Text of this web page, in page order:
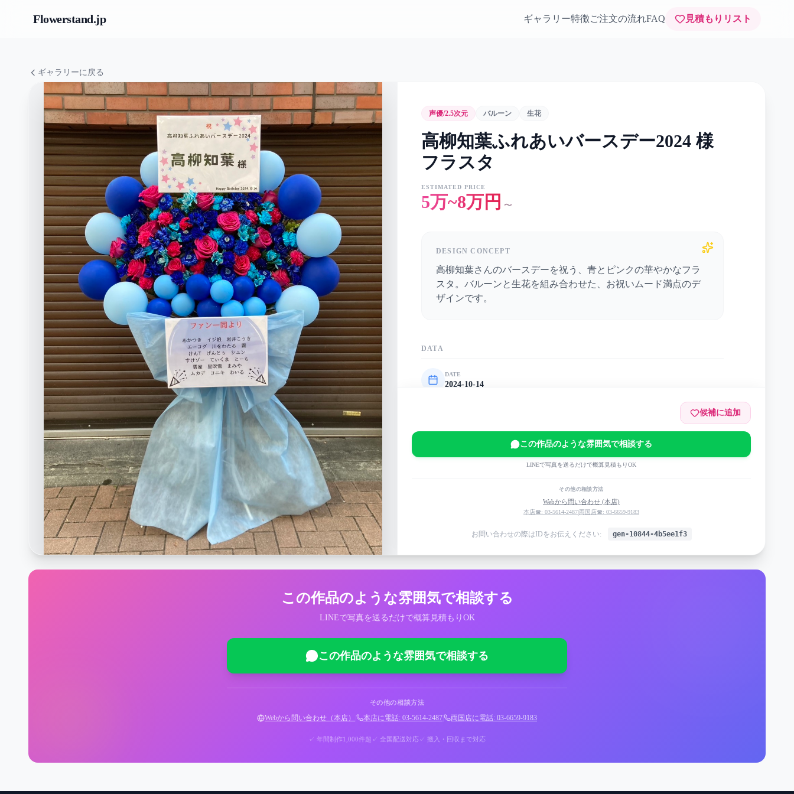
Flowerstand.jp ギャラリー特徴ご注文の流れFAQ 見積もりリスト
ギャラリーに戻る
声優/2.5次元 バルーン 生花
高柳知葉ふれあいバースデー2024 様
フラスタ
ESTIMATED PRICE
5万~8万円 〜
DESIGN CONCEPT
高柳知葉さんのバースデーを祝う、青とピンクの華やかなフラ
スタ。バルーンと生花を組み合わせた、お祝いムード満点のデ
ザインです。
DATA
DATE
2024-10-14
高柳知葉ふれあいバースデー2024
候補に追加
この作品のような雰囲気で相談する
LINEで写真を送るだけで概算見積もりOK
その他の相談方法
Webから問い合わせ (本店)
本店☎: 03-5614-2487|両国店☎: 03-6659-9183
お問い合わせの際はIDをお伝えください: gen-10844-4b5ee1f3
この作品のような雰囲気で相談する
LINEで写真を送るだけで概算見積もりOK
この作品のような雰囲気で相談する
その他の相談方法
Webから問い合わせ（本店） 本店に電話: 03-5614-2487 両国店に電話: 03-6659-9183
✓ 年間制作1,000件超 ✓ 全国配送対応✓ 搬入・回収まで対応